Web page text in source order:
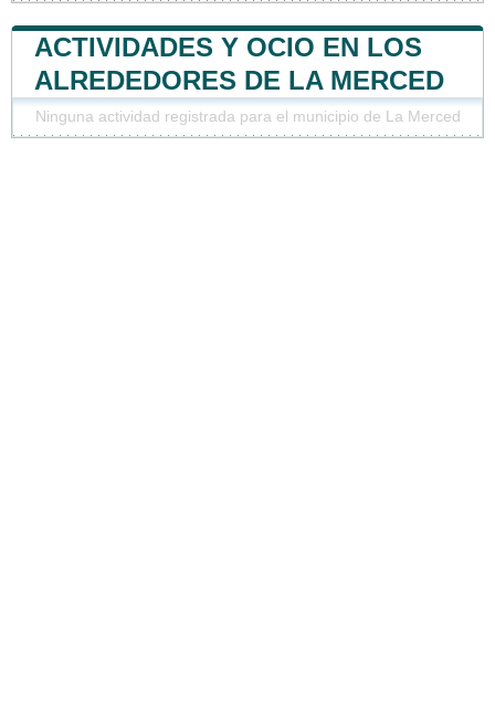
ACTIVIDADES Y OCIO EN LOS
ALREDEDORES DE LA MERCED
Ninguna actividad registrada para el municipio de La Merced